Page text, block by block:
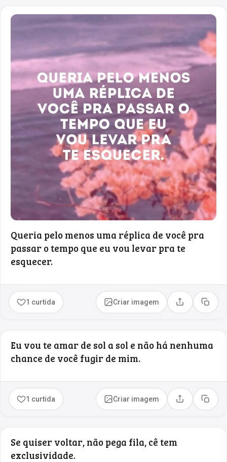
Queria pelo menos uma réplica de você pra
passar o tempo que eu vou levar pra te
esquecer.
1 curtida Criar imagem Compartilhar
Copiar
Eu vou te amar de sol a sol e não há nenhuma
chance de você fugir de mim.
1 curtida Criar imagem Compartilhar
Copiar
Se quiser voltar, não pega fila, cê tem
exclusividade.